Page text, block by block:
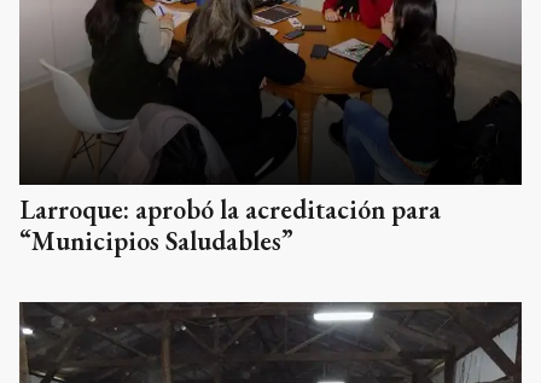
Larroque: aprobó la acreditación para
“Municipios Saludables”